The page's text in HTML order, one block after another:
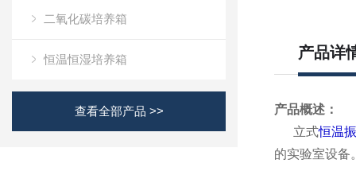
二氧化碳培养箱
恒温恒湿培养箱
查看全部产品 >>
产品详
产品概述：
立式恒温
的实验室设备